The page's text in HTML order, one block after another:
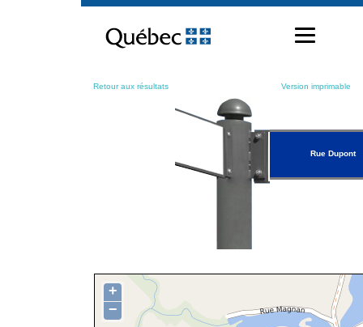
contenu
Retour aux résultats Version imprimable
Rue Dupont
+
−